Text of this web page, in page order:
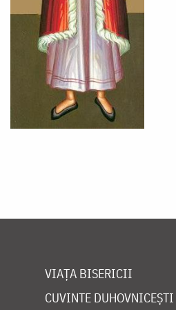
VIAȚA BISERICII
CUVINTE DUHOVNICEȘTI